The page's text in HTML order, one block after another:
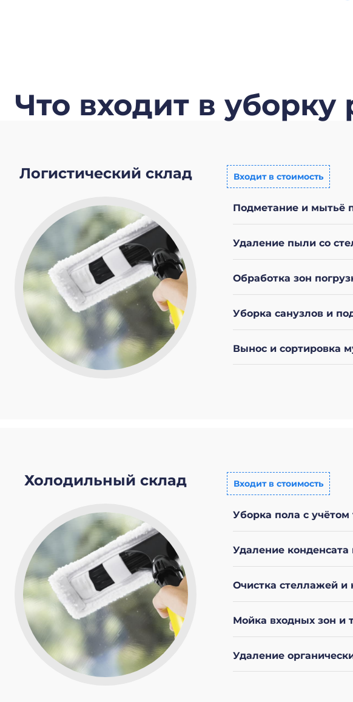
Что входит в
Логистический склад Входит в стоимость
Подметание и мытьё
Удаление пыли со
Обработка зон
Уборка санузлов и
Вынос и сортировка
Холодильный склад Входит в стоимость
Уборка пола с учётом
Удаление конденсата
Очистка стеллажей и
Мойка входных зон и
Удаление